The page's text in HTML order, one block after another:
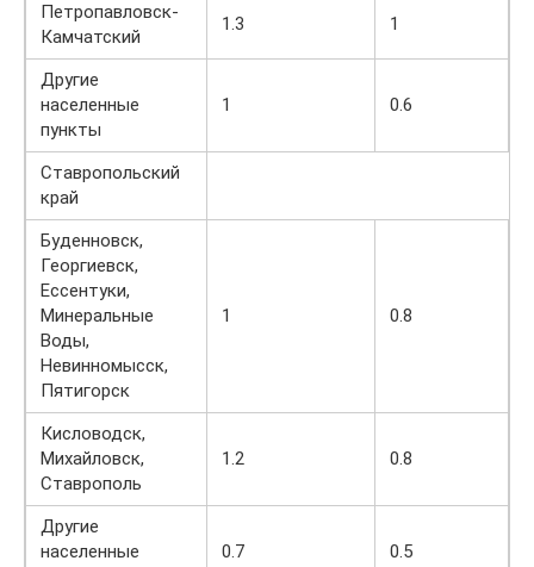
Петропавловск-
Камчатский
1.3 1
Другие
населенные
пункты
1 0.6
Ставропольский
край
Буденновск,
Георгиевск,
Ессентуки,
Минеральные
Воды,
Невинномысск,
Пятигорск
1 0.8
Кисловодск,
Михайловск,
Ставрополь
1.2 0.8
Другие
населенные
0.7 0.5